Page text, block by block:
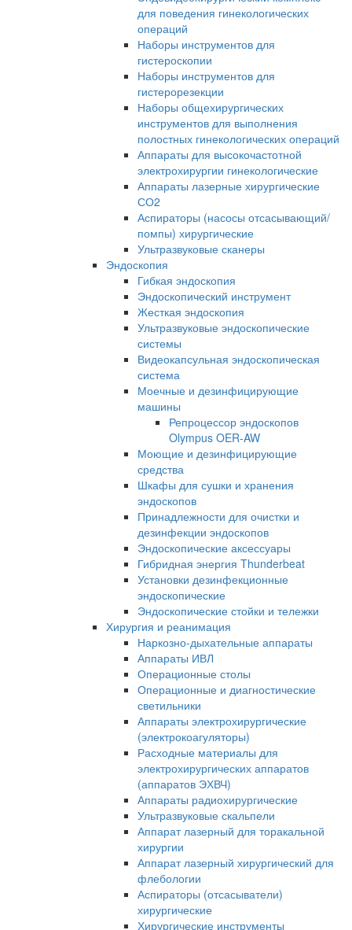
для поведения гинекологических
операций
Наборы инструментов для
гистероскопии
Наборы инструментов для
гистерорезекции
Наборы общехирургических
инструментов для выполнения
полостных гинекологических операций
Аппараты для высокочастотной
электрохирургии гинекологические
Аппараты лазерные хирургические
СО2
Аспираторы (насосы отсасывающий/
помпы) хирургические
Ультразвуковые сканеры
Эндоскопия
Гибкая эндоскопия
Эндоскопический инструмент
Жесткая эндоскопия
Ультразвуковые эндоскопические
системы
Видеокапсульная эндоскопическая
система
Моечные и дезинфицирующие
машины
Репроцессор эндоскопов
Olympus OER-AW
Моющие и дезинфицирующие
средства
Шкафы для сушки и хранения
эндоскопов
Принадлежности для очистки и
дезинфекции эндоскопов
Эндоскопические аксессуары
Гибридная энергия Thunderbeat
Установки дезинфекционные
эндоскопические
Эндоскопические стойки и тележки
Хирургия и реанимация
Наркозно-дыхательные аппараты
Аппараты ИВЛ
Операционные столы
Операционные и диагностические
светильники
Аппараты электрохирургические
(электрокоагуляторы)
Расходные материалы для
электрохирургических аппаратов
(аппаратов ЭХВЧ)
Аппараты радиохирургические
Ультразвуковые скальпели
Аппарат лазерный для торакальной
хирургии
Аппарат лазерный хирургический для
флебологии
Аспираторы (отсасыватели)
хирургические
Хирургические инструменты